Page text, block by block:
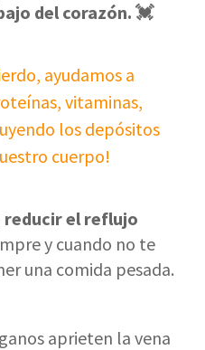
del corazón. 💓
ayudamos a
vitaminas,
los depósitos
cuerpo!
reducir el reflujo
y cuando no te
una comida pesada.
aprieten la vena